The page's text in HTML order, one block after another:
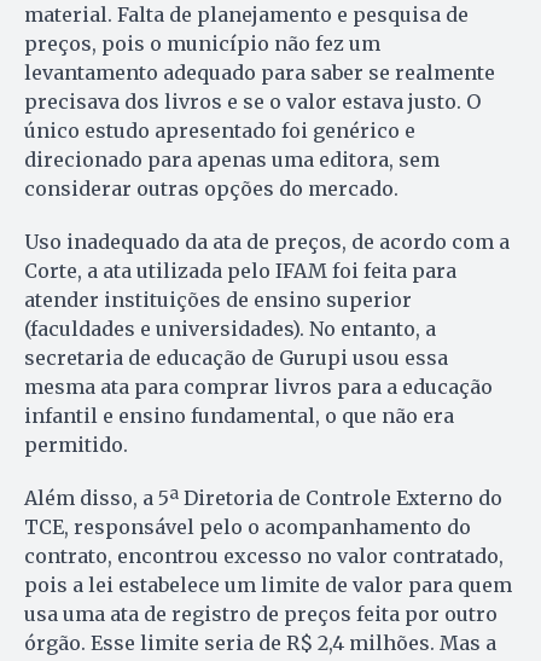
material. Falta de planejamento e pesquisa de
preços, pois o município não fez um
levantamento adequado para saber se realmente
precisava dos livros e se o valor estava justo. O
único estudo apresentado foi genérico e
direcionado para apenas uma editora, sem
considerar outras opções do mercado.
Uso inadequado da ata de preços, de acordo com a
Corte, a ata utilizada pelo IFAM foi feita para
atender instituições de ensino superior
(faculdades e universidades). No entanto, a
secretaria de educação de Gurupi usou essa
mesma ata para comprar livros para a educação
infantil e ensino fundamental, o que não era
permitido.
Além disso, a 5ª Diretoria de Controle Externo do
TCE, responsável pelo o acompanhamento do
contrato, encontrou excesso no valor contratado,
pois a lei estabelece um limite de valor para quem
usa uma ata de registro de preços feita por outro
órgão. Esse limite seria de R$ 2,4 milhões. Mas a